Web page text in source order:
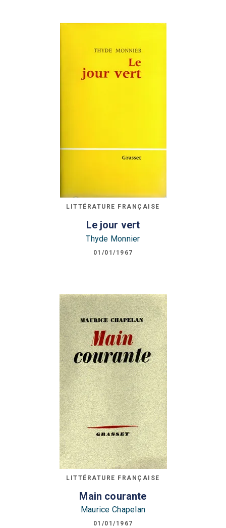
LITTÉRATURE FRANÇAISE
Le jour vert
Thyde Monnier
01/01/1967
LITTÉRATURE FRANÇAISE
Main courante
Maurice Chapelan
01/01/1967